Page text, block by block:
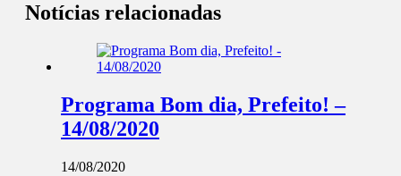
Notícias relacionadas
Programa Bom dia, Prefeito! –
14/08/2020
14/08/2020